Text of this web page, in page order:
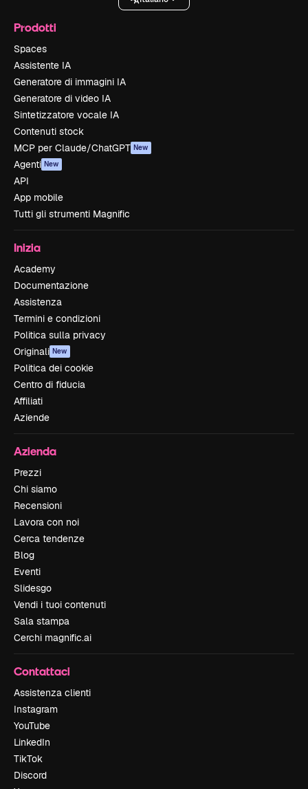
Prodotti
Spaces
Assistente IA
Generatore di immagini IA
Generatore di video IA
Sintetizzatore vocale IA
Contenuti stock
MCP per Claude/ChatGPT New
Agenti New
API
App mobile
Tutti gli strumenti Magnific
Inizia
Academy
Documentazione
Assistenza
Termini e condizioni
Politica sulla privacy
Originali New
Politica dei cookie
Centro di fiducia
Affiliati
Aziende
Azienda
Prezzi
Chi siamo
Recensioni
Lavora con noi
Cerca tendenze
Blog
Eventi
Slidesgo
Vendi i tuoi contenuti
Sala stampa
Cerchi magnific.ai
Contattaci
Assistenza clienti
Instagram
YouTube
LinkedIn
TikTok
Discord